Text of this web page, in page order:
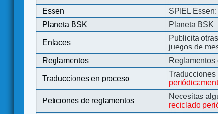
Essen
SPIEL
Planeta BSK
Planeta BSK
Enlaces
Publicita
juegos de
Reglamentos
Reglamentos
Traducciones en proceso
Peticiones de reglamentos
Necesitas
reciclado